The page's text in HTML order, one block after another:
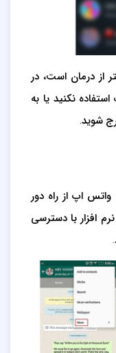
از درمان است، در
نکنید یا به
شوید.
اپ از راه دور
افزار با دسترسی